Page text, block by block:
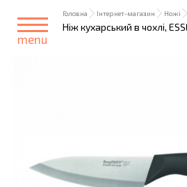
menu
Головна Інтернет-магазин Ножі
Ніж кухарський в чохлі,